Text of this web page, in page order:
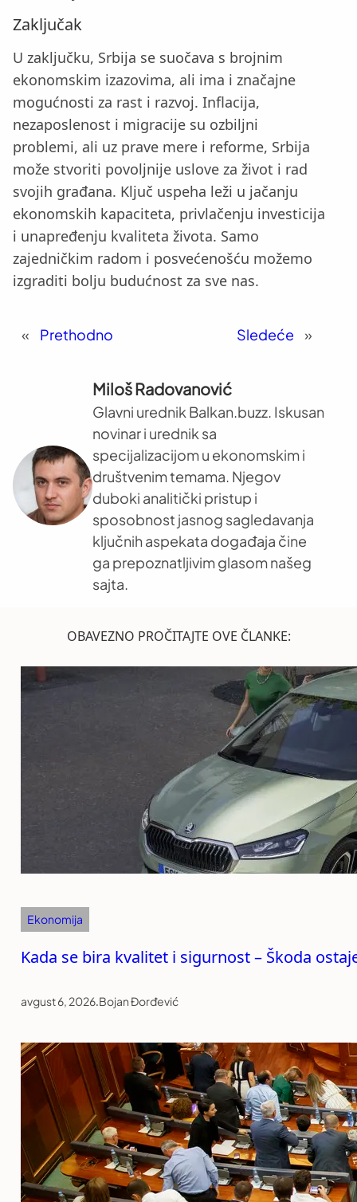
Zaključak
U zaključku, Srbija se suočava s brojnim
ekonomskim izazovima, ali ima i značajne
mogućnosti za rast i razvoj. Inflacija,
nezaposlenost i migracije su ozbiljni
problemi, ali uz prave mere i reforme, Srbija
može stvoriti povoljnije uslove za život i rad
svojih građana. Ključ uspeha leži u jačanju
ekonomskih kapaciteta, privlačenju investicija
i unapređenju kvaliteta života. Samo
zajedničkim radom i posvećenošću možemo
izgraditi bolju budućnost za sve nas.
« Prethodno Sledeće »
Miloš Radovanović
Glavni urednik Balkan.buzz. Iskusan
novinar i urednik sa
specijalizacijom u ekonomskim i
društvenim temama. Njegov
duboki analitički pristup i
sposobnost jasnog sagledavanja
ključnih aspekata događaja čine
ga prepoznatljivim glasom našeg
sajta.
OBAVEZNO PROČITAJTE OVE ČLANKE:
Ekonomija
Kada se bira kvalitet i sigurnost – Škoda
avgust 6, 2026.Bojan Đorđević